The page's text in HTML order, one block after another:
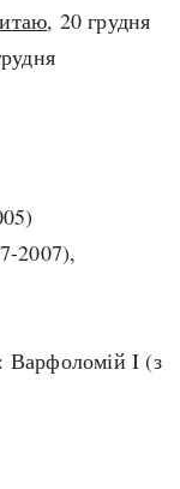
, 20 грудня
2007),
Варфоломій I (з